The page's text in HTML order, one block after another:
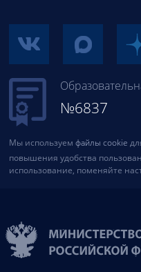
№6837
Мы используем файлы cookie
повышения удобства
использование, поменяйте